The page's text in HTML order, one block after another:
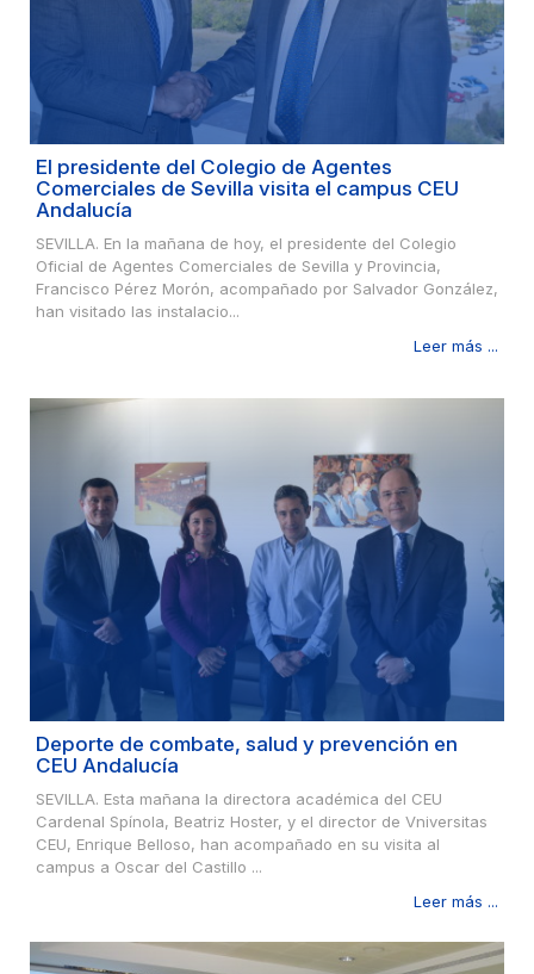
El presidente del Colegio de Agentes
Comerciales de Sevilla visita el campus CEU
Andalucía
SEVILLA. En la mañana de hoy, el presidente del Colegio
Oficial de Agentes Comerciales de Sevilla y Provincia,
Francisco Pérez Morón, acompañado por Salvador González,
han visitado las instalacio...
Leer más ...
Deporte de combate, salud y prevención en
CEU Andalucía
SEVILLA. Esta mañana la directora académica del CEU
Cardenal Spínola, Beatriz Hoster, y el director de Vniversitas
CEU, Enrique Belloso, han acompañado en su visita al
campus a Oscar del Castillo ...
Leer más ...